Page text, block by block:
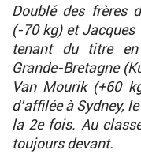
Doublé des frères
(-70 kg) et
tenant du titre
Grande-Bretagne
Van Mourik (+60
d’affilée à Sydney,
la 2e fois. Au
toujours devant.